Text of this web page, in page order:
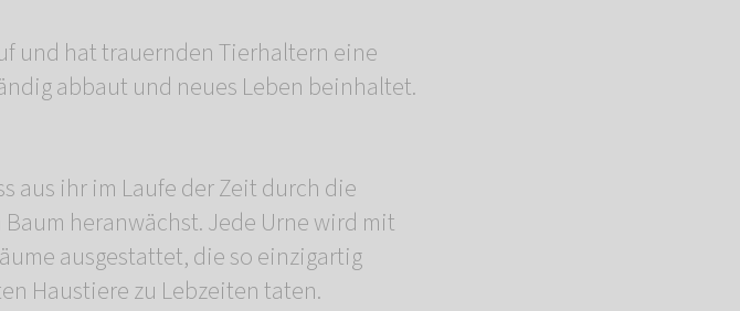
und hat trauernden Tierhaltern eine
abbaut und neues Leben beinhaltet.
aus ihr im Laufe der Zeit durch die
heranwächst. Jede Urne wird mit
ausgestattet, die so einzigartig
Haustiere zu Lebzeiten taten.